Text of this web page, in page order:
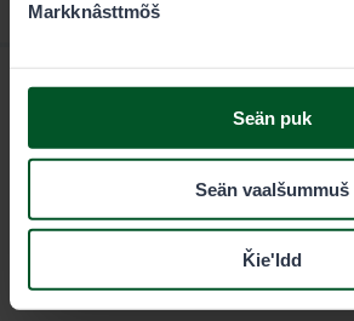
Markknâsttmõš
Seän puk
Seän vaalšummuš
Ǩieʹldd
Meäʹcchalltõs
PL 80 (Opastinsilta 12 C)